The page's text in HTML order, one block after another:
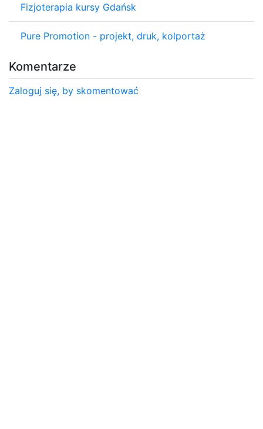
Fizjoterapia kursy Gdańsk
Pure Promotion - projekt, druk, kolportaż
Komentarze
Zaloguj się, by skomentować